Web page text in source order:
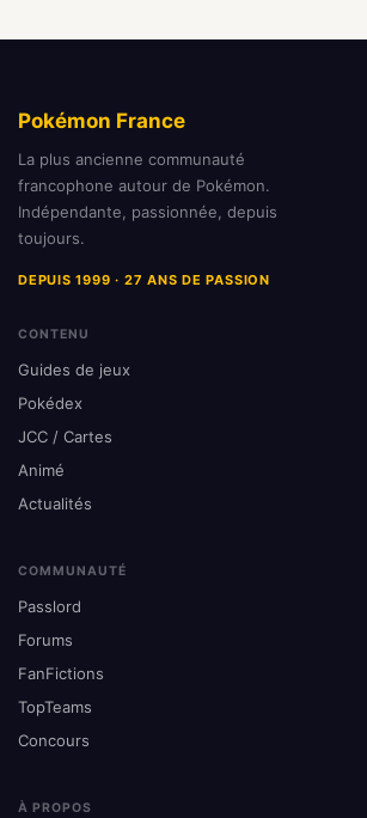
Pokémon France
La plus ancienne communauté
francophone autour de Pokémon.
Indépendante, passionnée, depuis
toujours.
DEPUIS 1999 · 27 ANS DE PASSION
CONTENU
Guides de jeux
Pokédex
JCC / Cartes
Animé
Actualités
COMMUNAUTÉ
Passlord
Forums
FanFictions
TopTeams
Concours
À PROPOS